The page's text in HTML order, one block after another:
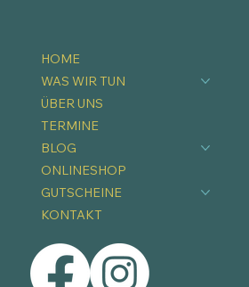
HOME
WAS WIR TUN
ÜBER UNS
TERMINE
BLOG
ONLINESHOP
GUTSCHEINE
KONTAKT